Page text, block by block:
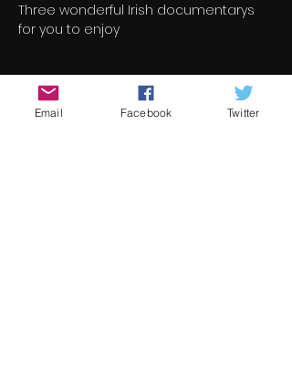
Three wonderful Irish documentarys
for you to enjoy
Bilety
Email Facebook Twitter